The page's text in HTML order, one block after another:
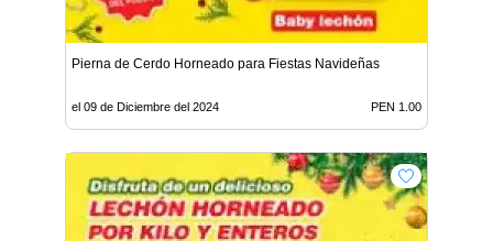
Pierna de Cerdo Horneado para Fiestas Navideñas
el 09 de Diciembre del 2024 PEN 1.00